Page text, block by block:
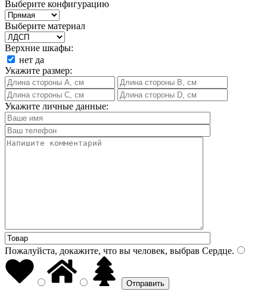
Выберите конфигурацию
Выберите материал
Верхние шкафы:
нет да
Укажите размер:
Укажите личные данные:
Пожалуйста, докажите, что вы человек, выбрав Сердце.